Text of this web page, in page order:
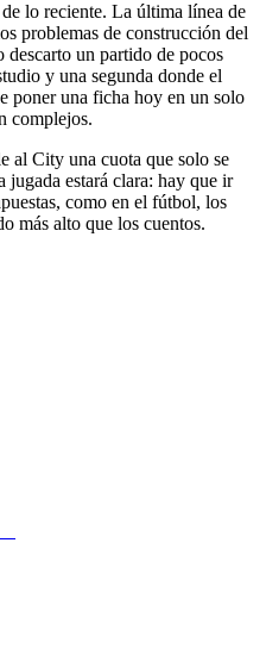
lo reciente. La última línea de
problemas de construcción del
un partido de pocos
y una segunda donde el
poner una ficha hoy en un solo
complejos.
al City una cuota que solo se
estará clara: hay que ir
como en el fútbol, los
más alto que los cuentos.